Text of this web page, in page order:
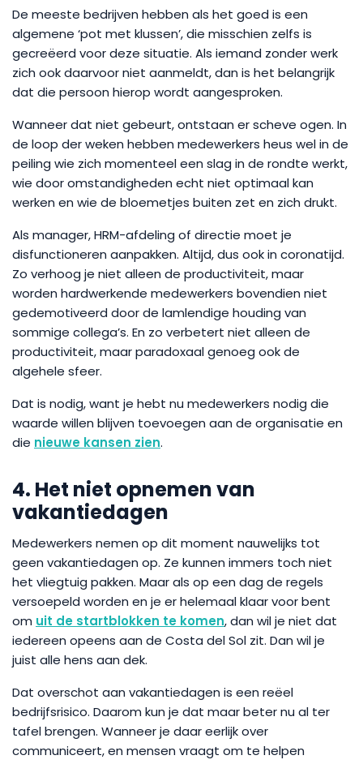
De meeste bedrijven hebben als het goed is een
algemene ‘pot met klussen’, die misschien zelfs is
gecreëerd voor deze situatie. Als iemand zonder werk
zich ook daarvoor niet aanmeldt, dan is het belangrijk
dat die persoon hierop wordt aangesproken.
Wanneer dat niet gebeurt, ontstaan er scheve ogen. In
de loop der weken hebben medewerkers heus wel in de
peiling wie zich momenteel een slag in de rondte werkt,
wie door omstandigheden echt niet optimaal kan
werken en wie de bloemetjes buiten zet en zich drukt.
Als manager, HRM-afdeling of directie moet je
disfunctioneren aanpakken. Altijd, dus ook in coronatijd.
Zo verhoog je niet alleen de productiviteit, maar
worden hardwerkende medewerkers bovendien niet
gedemotiveerd door de lamlendige houding van
sommige collega’s. En zo verbetert niet alleen de
productiviteit, maar paradoxaal genoeg ook de
algehele sfeer.
Dat is nodig, want je hebt nu medewerkers nodig die
waarde willen blijven toevoegen aan de organisatie en
die nieuwe kansen zien.
4. Het niet opnemen van
vakantiedagen
Medewerkers nemen op dit moment nauwelijks tot
geen vakantiedagen op. Ze kunnen immers toch niet
het vliegtuig pakken. Maar als op een dag de regels
versoepeld worden en je er helemaal klaar voor bent
om uit de startblokken te komen, dan wil je niet dat
iedereen opeens aan de Costa del Sol zit. Dan wil je
juist alle hens aan dek.
Dat overschot aan vakantiedagen is een reëel
bedrijfsrisico. Daarom kun je dat maar beter nu al ter
tafel brengen. Wanneer je daar eerlijk over
communiceert, en mensen vraagt om te helpen